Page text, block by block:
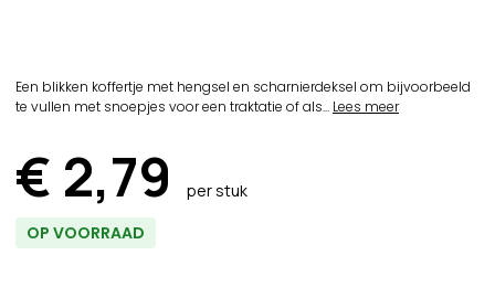
Een blikken koffertje met hengsel en scharnierdeksel om bijvoorbeeld
te vullen met snoepjes voor een traktatie of als... Lees meer
€ 2,79 per stuk
OP VOORRAAD